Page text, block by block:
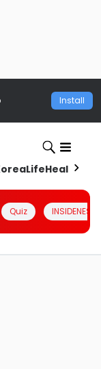
Install
LifeHealth
Quiz INSIDENESIA